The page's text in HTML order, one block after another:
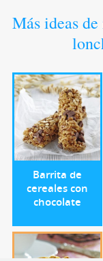
Más ideas
Barrita de
cereales con
chocolate